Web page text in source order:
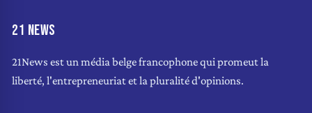
21 NEWS
21News est un média belge francophone qui promeut la
liberté, l'entrepreneuriat et la pluralité d'opinions.